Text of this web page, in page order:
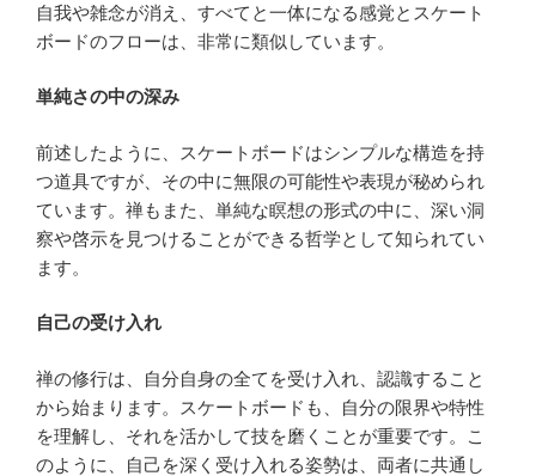
自我や雑念が消え、すべてと一体になる感覚とスケート
ボードのフローは、非常に類似しています。
単純さの中の深み
前述したように、スケートボードはシンプルな構造を持
つ道具ですが、その中に無限の可能性や表現が秘められ
ています。禅もまた、単純な瞑想の形式の中に、深い洞
察や啓示を見つけることができる哲学として知られてい
ます。
自己の受け入れ
禅の修行は、自分自身の全てを受け入れ、認識すること
から始まります。スケートボードも、自分の限界や特性
を理解し、それを活かして技を磨くことが重要です。こ
のように、自己を深く受け入れる姿勢は、両者に共通し